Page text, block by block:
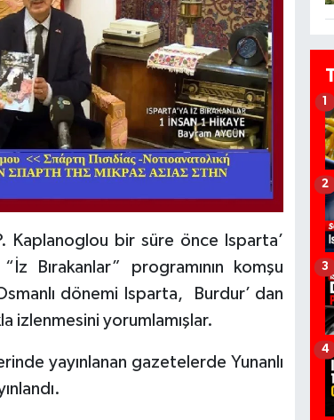
Kaplanoglou bir süre önce Isparta’
Bırakanlar” programının komşu
dönemi Isparta, Burdur’ dan
izlenmesini yorumlamışlar.
yayınlanan gazetelerde Yunanlı
1
2
3
4